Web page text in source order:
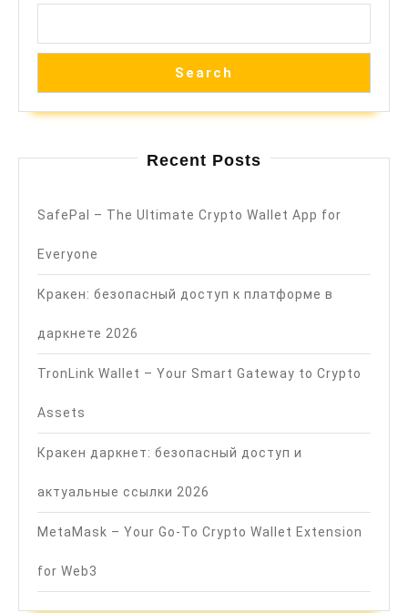
Search
Recent Posts
SafePal – The Ultimate Crypto Wallet App for
Everyone
Кракен: безопасный доступ к платформе в
даркнете 2026
TronLink Wallet – Your Smart Gateway to Crypto
Assets
Кракен даркнет: безопасный доступ и
актуальные ссылки 2026
MetaMask – Your Go-To Crypto Wallet Extension
for Web3